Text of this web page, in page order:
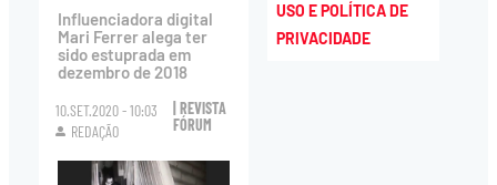
Influenciadora digital
Mari Ferrer alega ter
sido estuprada em
dezembro de 2018
10.SET.2020 - 10:03
REDAÇÃO
| REVISTA
FÓRUM
USO E POLÍTICA DE
PRIVACIDADE